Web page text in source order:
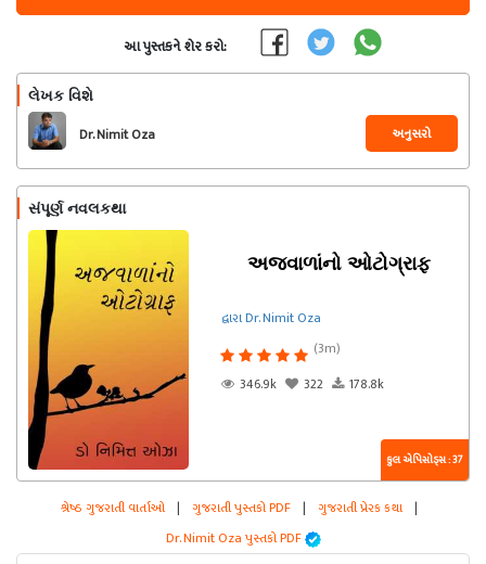
આ પુસ્તકને શેર કરો:
લેખક વિશે
Dr. Nimit Oza અનુસરો
સંપૂર્ણ નવલકથા
અજવાળાંનો ઓટોગ્રાફ
દ્વારા Dr. Nimit Oza
(3m)
346.9k
322 178.8k
કુલ એપિસોડ્સ : 37
શ્રેષ્ઠ ગુજરાતી વાર્તાઓ | ગુજરાતી પુસ્તકો PDF | ગુજરાતી પ્રેરક કથા |
Dr. Nimit Oza પુસ્તકો PDF